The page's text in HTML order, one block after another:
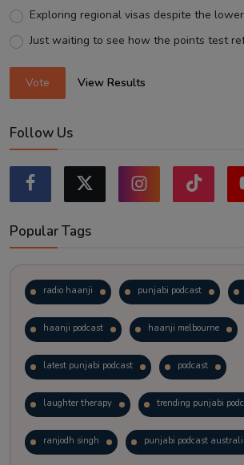
Exploring regional visas despite the
Just waiting to see how the points test
Vote View Results
Follow Us
Popular Tags
radio haanji punjabi podcast
haanji podcast haanji melbourne
latest punjabi podcast podcast
laughter therapy trending punjabi
ranjodh singh punjabi podcast